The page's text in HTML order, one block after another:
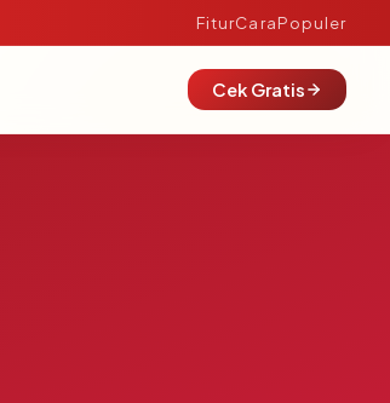
FiturCaraPopuler
Cek Gratis